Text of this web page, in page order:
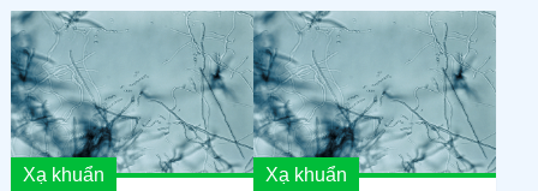
Xạ khuẩn
Xạ khuẩn